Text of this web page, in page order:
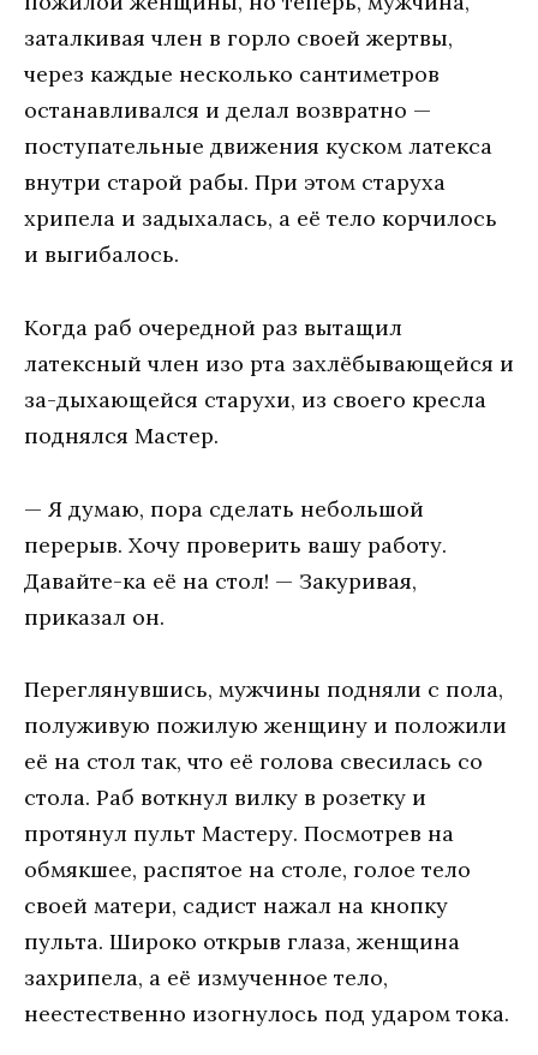
заталкивая член в горло своей жертвы,
через каждые несколько сантиметров
останавливался и делал возвратно —
поступательные движения куском латекса
внутри старой рабы. При этом старуха
хрипела и задыхалась, а её тело корчилось
и выгибалось.
Когда раб очередной раз вытащил
латексный член изо рта захлёбывающейся и
за-дыхающейся старухи, из своего кресла
поднялся Мастер.
— Я думаю, пора сделать небольшой
перерыв. Хочу проверить вашу работу.
Давайте-ка её на стол! — Закуривая,
приказал он.
Переглянувшись, мужчины подняли с пола,
полуживую пожилую женщину и положили
её на стол так, что её голова свесилась со
стола. Раб воткнул вилку в розетку и
протянул пульт Мастеру. Посмотрев на
обмякшее, распятое на столе, голое тело
своей матери, садист нажал на кнопку
пульта. Широко открыв глаза, женщина
захрипела, а её измученное тело,
неестественно изогнулось под ударом тока.